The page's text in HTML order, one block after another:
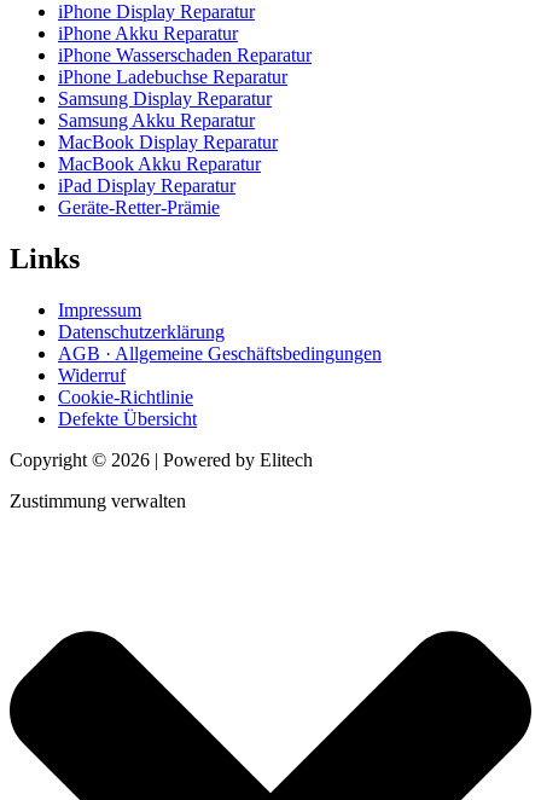
iPhone Display Reparatur
iPhone Akku Reparatur
iPhone Wasserschaden Reparatur
iPhone Ladebuchse Reparatur
Samsung Display Reparatur
Samsung Akku Reparatur
MacBook Display Reparatur
MacBook Akku Reparatur
iPad Display Reparatur
Geräte-Retter-Prämie
Links
Impressum
Datenschutzerklärung
AGB · Allgemeine Geschäftsbedingungen
Widerruf
Cookie-Richtlinie
Defekte Übersicht
Copyright © 2026 | Powered by Elitech
Zustimmung verwalten